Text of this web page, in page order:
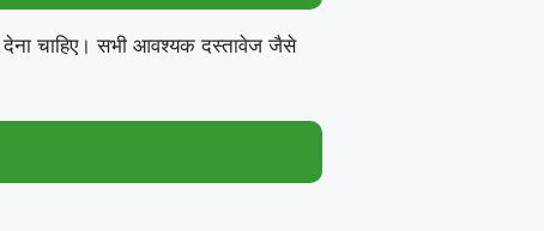
देना चाहिए। सभी आवश्यक दस्तावेज जैसे